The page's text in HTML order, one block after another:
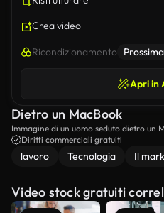
Crea video
Ricondizionamento
Apri in
Dietro un MacBook
Immagine di un uomo seduto dietro un
laptop.
Diritti commerciali gratuiti
lavoro Tecnologia Il
Video stock gratuiti